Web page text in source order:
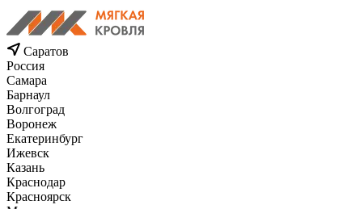
Саратов
Россия
Самара
Барнаул
Волгоград
Воронеж
Екатеринбург
Ижевск
Казань
Краснодар
Красноярск